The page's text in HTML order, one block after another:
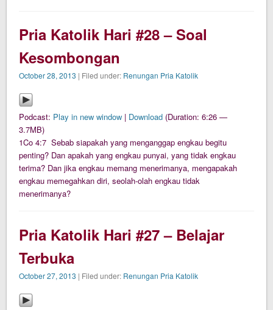
Pria Katolik Hari #28 – Soal
Kesombongan
October 28, 2013 | Filed under: Renungan Pria Katolik
Podcast: Play in new window | Download (Duration: 6:26 —
3.7MB)
1Co 4:7 Sebab siapakah yang menganggap engkau begitu
penting? Dan apakah yang engkau punyai, yang tidak engkau
terima? Dan jika engkau memang menerimanya, mengapakah
engkau memegahkan diri, seolah-olah engkau tidak
menerimanya?
Pria Katolik Hari #27 – Belajar
Terbuka
October 27, 2013 | Filed under: Renungan Pria Katolik